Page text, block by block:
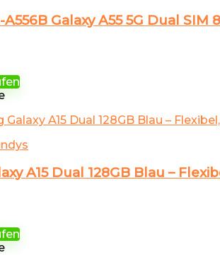
Galaxy A55 5G Dual SIM
A15 Dual 128GB Blau –